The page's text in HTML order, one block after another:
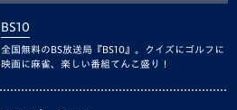
BS10
全国無料のBS放送局『BS10』。クイズにゴルフに
映画に麻雀、楽しい番組てんこ盛り！